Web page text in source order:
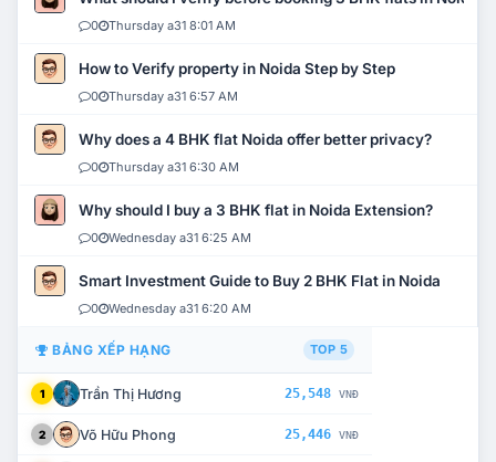
0 Thursday a31 8:01 AM
How to Verify property in Noida Step by Step
0 Thursday a31 6:57 AM
Why does a 4 BHK flat Noida offer better privacy?
0 Thursday a31 6:30 AM
Why should I buy a 3 BHK flat in Noida Extension?
0 Wednesday a31 6:25 AM
Smart Investment Guide to Buy 2 BHK Flat in Noida
0 Wednesday a31 6:20 AM
BẢNG XẾP HẠNG TOP 5
1 Trần Thị Hương 25,548 VNĐ
2 Võ Hữu Phong 25,446 VNĐ